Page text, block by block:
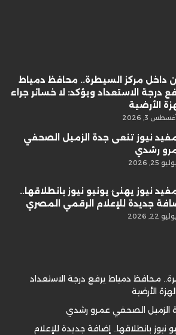
داخل مركز السيطرة.. محافظ دمياط
درجة الاستعداد ويؤكد: لا خسائر جراء
الأرضية
أغسطس 3, 2026
نيوز تنعى جدة الزميل الصحفي
رشدي
يوليو 25, 2026
نيوز يهنئ يونيو نيوز بانطلاقها..
جديدة للإعلام الرقمي المصري
يوليو 22, 2026
محافظ دمياط يرفع درجة الاستعداد
الأرضية
الزميل الصحفي عمرو رشدي
نيوز بانطلاقها.. إضافة جديدة للإعلام